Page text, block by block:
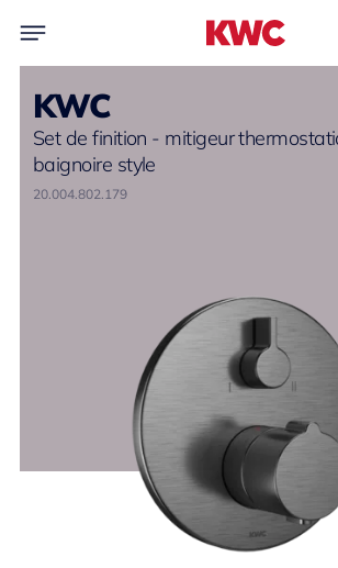
KWC
Set de finition - mitigeur
baignoire style
20.004.802.179